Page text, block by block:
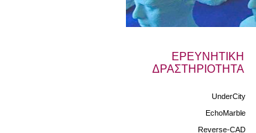
ΕΡΕΥΝΗΤΙΚΗ
ΔΡΑΣΤΗΡΙΟΤΗΤΑ
UnderCity
EchoMarble
Reverse-CAD